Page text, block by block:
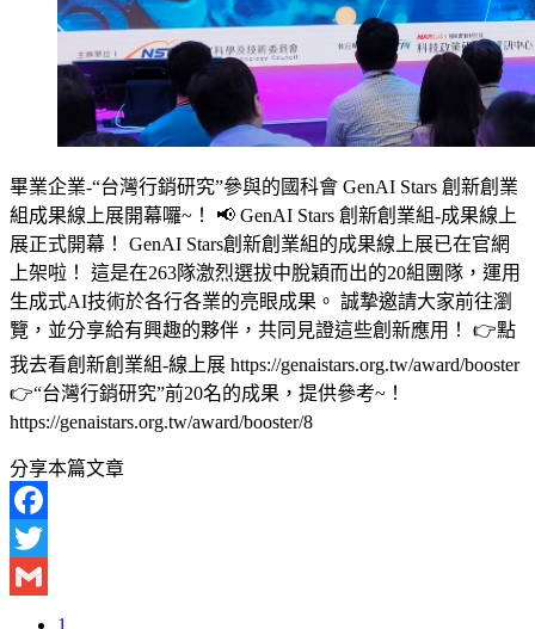
畢業企業-“台灣行銷研究”參與的國科會 GenAI Stars 創新創業
組成果線上展開幕囉~！ 📢 GenAI Stars 創新創業組-成果線上
展正式開幕！ GenAI Stars創新創業組的成果線上展已在官網
上架啦！ 這是在263隊激烈選拔中脫穎而出的20組團隊，運用
生成式AI技術於各行各業的亮眼成果。 誠摯邀請大家前往瀏
覽，並分享給有興趣的夥伴，共同見證這些創新應用！ 👉點
我去看創新創業組-線上展 https://genaistars.org.tw/award/booster
👉“台灣行銷研究”前20名的成果，提供參考~！
https://genaistars.org.tw/award/booster/8
分享本篇文章
Facebook
Twitter
1